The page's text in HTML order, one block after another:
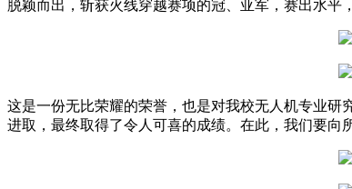
决
赛
在
脱颖而出，斩获火线穿越赛项的冠、亚军，赛出水平
这是一份无比荣耀的荣誉，也是对我校无人机专业
进取，最终取得了令人可喜的成绩。在此，我们要向